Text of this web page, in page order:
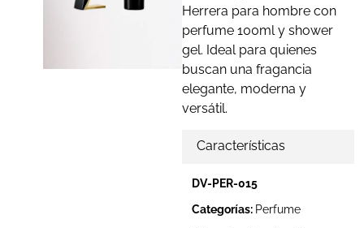
Herrera para hombre con
perfume 100ml y shower
gel. Ideal para quienes
buscan una fragancia
elegante, moderna y
versátil.
Características
DV-PER-015
Categorías: Perfume